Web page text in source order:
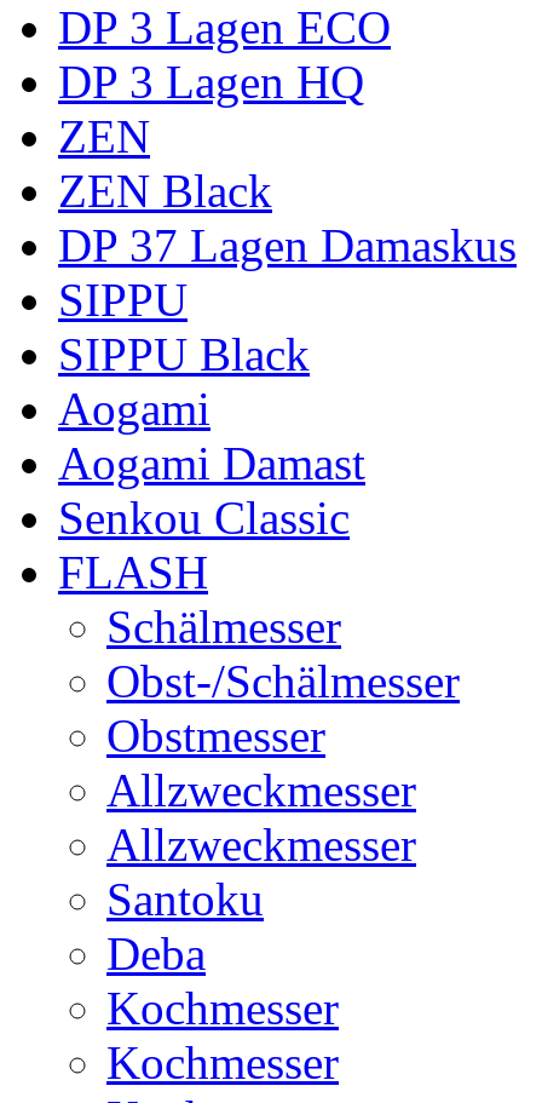
DP 3 Lagen ECO
DP 3 Lagen HQ
ZEN
ZEN Black
DP 37 Lagen Damaskus
SIPPU
SIPPU Black
Aogami
Aogami Damast
Senkou Classic
FLASH
Schälmesser
Obst-/Schälmesser
Obstmesser
Allzweckmesser
Allzweckmesser
Santoku
Deba
Kochmesser
Kochmesser